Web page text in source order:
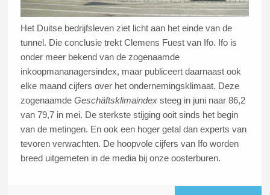
Het Duitse bedrijfsleven ziet licht aan het einde van de
tunnel. Die conclusie trekt Clemens Fuest van Ifo. Ifo is
onder meer bekend van de zogenaamde
inkoopmananagersindex, maar publiceert daarnaast ook
elke maand cijfers over het ondernemingsklimaat. Deze
zogenaamdeGeschäftsklimaindex steeg in juni naar 86,2
van 79,7 in mei. De sterkste stijging ooit sinds het begin
van de metingen. En ook een hoger getal dan experts van
tevoren verwachten. De hoopvole cijfers van Ifo worden
breed uitgemeten in de media bij onze oosterburen.